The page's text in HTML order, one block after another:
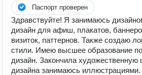
Паспорт проверен
Здравствуйте! Я занимаюсь
дизайн для афиш, плакатов,
визиток, паттернов. Также создаю
стили. Имею высшее образование
дизайн. Закончила
дизайна занимаюсь иллюстрациями.